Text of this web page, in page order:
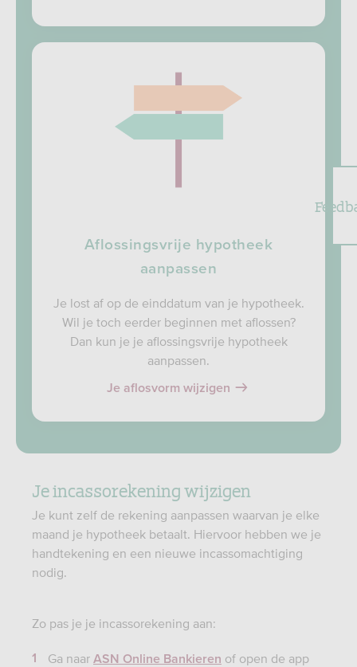
Aflossingsvrije hypotheek
aanpassen
Je lost af op de einddatum van je hypotheek.
Wil je toch eerder beginnen met aflossen?
Dan kun je je aflossingsvrije hypotheek
aanpassen.
Je aflosvorm wijzigen
Je incassorekening wijzigen
Je kunt zelf de rekening aanpassen waarvan je elke
maand je hypotheek betaalt. Hiervoor hebben we je
handtekening en een nieuwe incassomachtiging
nodig.
Zo pas je je incassorekening aan:
Ga naar ASN Online Bankieren of open de app